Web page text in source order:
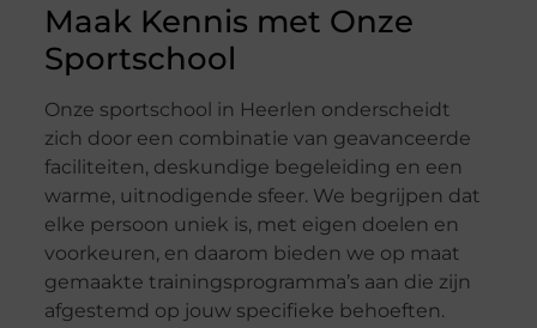
Maak Kennis met Onze
Sportschool
Onze sportschool in Heerlen onderscheidt
zich door een combinatie van geavanceerde
faciliteiten, deskundige begeleiding en een
warme, uitnodigende sfeer. We begrijpen dat
elke persoon uniek is, met eigen doelen en
voorkeuren, en daarom bieden we op maat
gemaakte trainingsprogramma’s aan die zijn
afgestemd op jouw specifieke behoeften.